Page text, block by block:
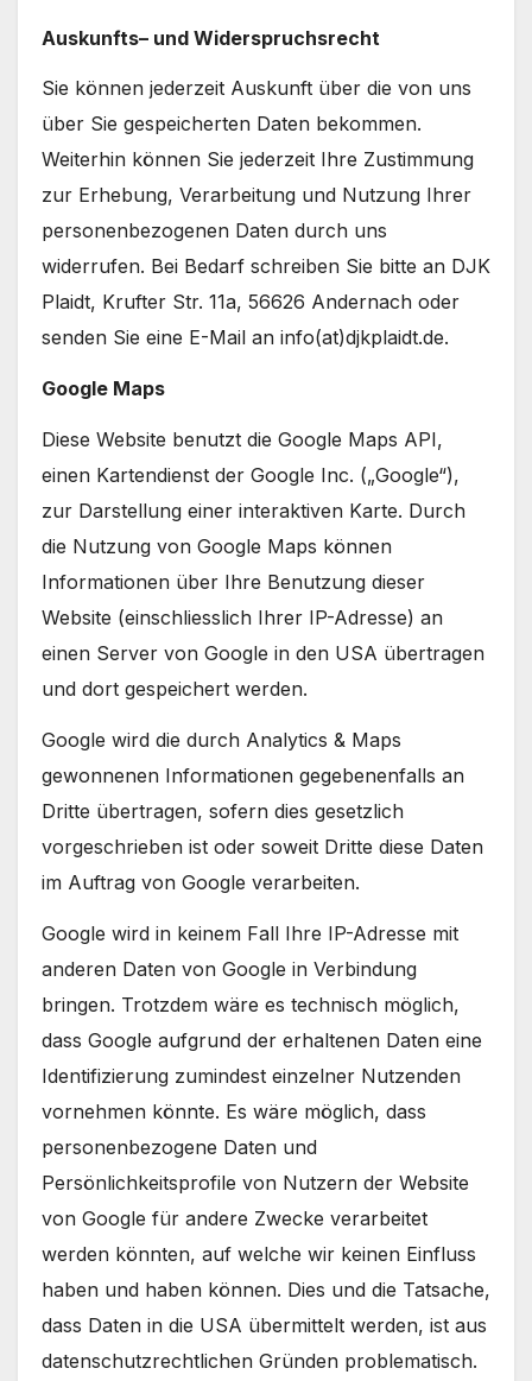
Auskunfts– und Widerspruchsrecht
Sie können jederzeit Auskunft über die von uns
über Sie gespeicherten Daten bekommen.
Weiterhin können Sie jederzeit Ihre Zustimmung
zur Erhebung, Verarbeitung und Nutzung Ihrer
personenbezogenen Daten durch uns
widerrufen. Bei Bedarf schreiben Sie bitte an DJK
Plaidt, Krufter Str. 11a, 56626 Andernach oder
senden Sie eine E-Mail an info(at)djkplaidt.de.
Google Maps
Diese Website benutzt die Google Maps API,
einen Kartendienst der Google Inc. („Google“),
zur Darstellung einer interaktiven Karte. Durch
die Nutzung von Google Maps können
Informationen über Ihre Benutzung dieser
Website (einschliesslich Ihrer IP-Adresse) an
einen Server von Google in den USA übertragen
und dort gespeichert werden.
Google wird die durch Analytics & Maps
gewonnenen Informationen gegebenenfalls an
Dritte übertragen, sofern dies gesetzlich
vorgeschrieben ist oder soweit Dritte diese Daten
im Auftrag von Google verarbeiten.
Google wird in keinem Fall Ihre IP-Adresse mit
anderen Daten von Google in Verbindung
bringen. Trotzdem wäre es technisch möglich,
dass Google aufgrund der erhaltenen Daten eine
Identifizierung zumindest einzelner Nutzenden
vornehmen könnte. Es wäre möglich, dass
personenbezogene Daten und
Persönlichkeitsprofile von Nutzern der Website
von Google für andere Zwecke verarbeitet
werden könnten, auf welche wir keinen Einfluss
haben und haben können. Dies und die Tatsache,
dass Daten in die USA übermittelt werden, ist aus
datenschutzrechtlichen Gründen problematisch.